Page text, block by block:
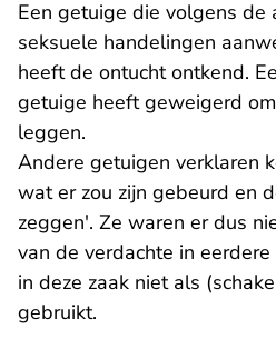
Een getuige die volgens de
seksuele handelingen
heeft de ontucht ontkend.
getuige heeft geweigerd
leggen.
Andere getuigen verklaren
wat er zou zijn gebeurd en
zeggen'. Ze waren er dus
van de verdachte in
in deze zaak niet als
gebruikt.